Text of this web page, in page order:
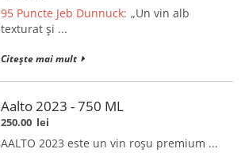
95 Puncte Jeb Dunnuck: „Un vin alb
texturat și ...
Citește mai mult
Aalto 2023 - 750 ML
250.00 lei
AALTO 2023 este un vin roșu premium ...